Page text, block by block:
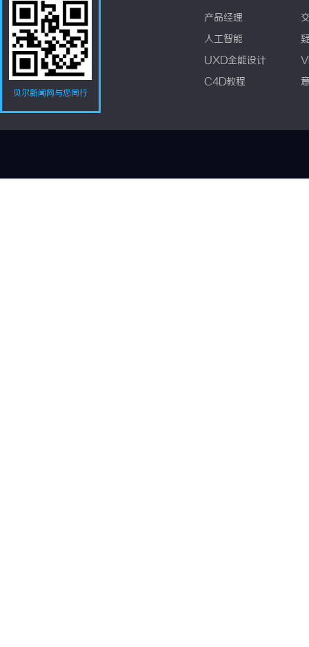
贝尔新闻网与您同行
产品经理
人工智能
UXD全能设计
C4D教程